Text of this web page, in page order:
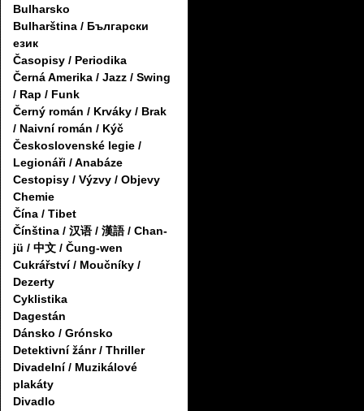
Bulharsko
Bulharština / Български
език
Časopisy / Periodika
Černá Amerika / Jazz / Swing
/ Rap / Funk
Černý román / Krváky / Brak
/ Naivní román / Kýč
Československé legie /
Legionáři / Anabáze
Cestopisy / Výzvy / Objevy
Chemie
Čína / Tibet
Čínština / 汉语 / 漢語 / Chan-
jü / 中文 / Čung-wen
Cukrářství / Moučníky /
Dezerty
Cyklistika
Dagestán
Dánsko / Grónsko
Detektivní žánr / Thriller
Divadelní / Muzikálové
plakáty
Divadlo